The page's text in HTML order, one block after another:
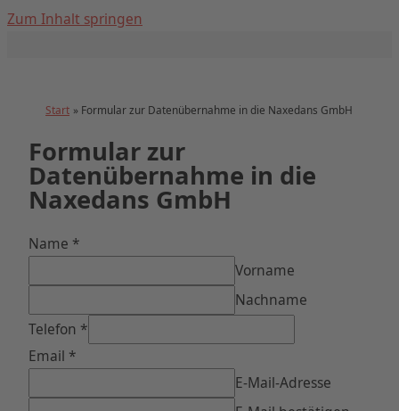
Zum Inhalt springen
Start Formular zur Datenübernahme in die Naxedans GmbH
Formular zur
Datenübernahme in die
Naxedans GmbH
Name *
Vorname
Nachname
Telefon *
Email *
E-Mail-Adresse